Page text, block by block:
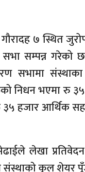
७ स्थित
सम्पन्न गरेको
सभामा
निधन भएमा रु ३५
हजार आर्थिक
लेखा प्रतिवेदन